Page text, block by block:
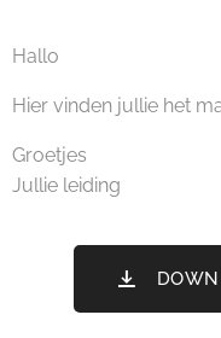
Hallo
Hier vinden jullie het
Groetjes
Jullie leiding